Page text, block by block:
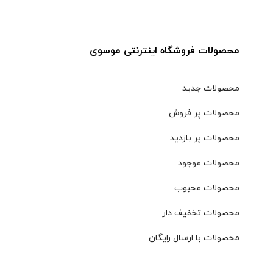
محصولات فروشگاه اینترنتی موسوی
محصولات جدید
محصولات پر فروش
محصولات پر بازدید
محصولات موجود
محصولات محبوب
محصولات تخفیف دار
محصولات با ارسال رایگان